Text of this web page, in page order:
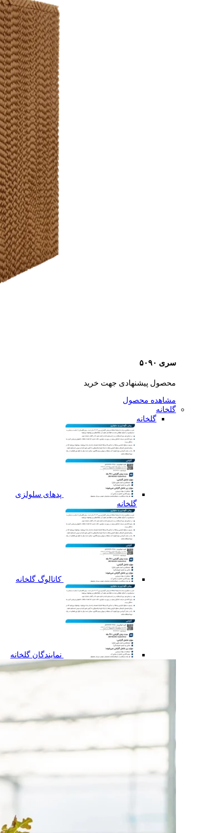
سری ۵۰۹۰
محصول پیشنهادی جهت خرید
مشاهده محصول
گلخانه
گلخانه
پدهای سلولزی
گلخانه
کاتالوگ گلخانه
نمایندگان گلخانه